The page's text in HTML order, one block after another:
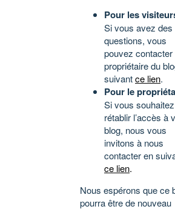
Pour les
Si vous avez des
questions, vous
pouvez contacter
propriétaire du
suivantce lien.
Pour le
Si vous souhaitez
rétablir l’accès à
blog, nous vous
invitons à nous
contacter en
ce lien.
Nous espérons que ce
pourra être de nouveau